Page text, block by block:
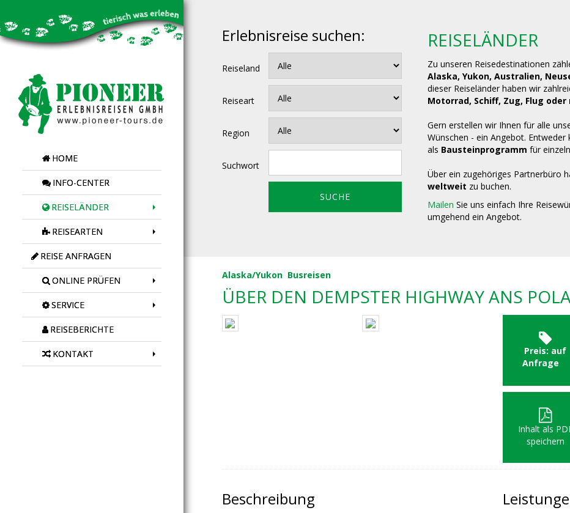
HOME
INFO-CENTER
REISELÄNDER
REISEARTEN
REISE ANFRAGEN
ONLINE PRÜFEN
SERVICE
REISEBERICHTE
KONTAKT
Erlebnisreise suchen:
Reiseland
Reiseart
Region
Suchwort
REISELÄNDER
Zu unseren Reisedestinationen
Alaska, Yukon, Australien,
dieser Reiseländer haben wir
Motorrad, Schiff, Zug, Flug
Gern erstellen wir Ihnen für alle
Wünschen - ein Angebot.
als Bausteinprogramm für
Über ein zugehöriges Partnerbüro
weltweit zu buchen.
Mailen Sie uns einfach Ihre
umgehend ein Angebot.
Alaska/Yukon Busreisen
ÜBER DEN DEMPSTER HIGHWAY ANS
Preis: auf
Anfrage
Inhalt als
speichern
Beschreibung